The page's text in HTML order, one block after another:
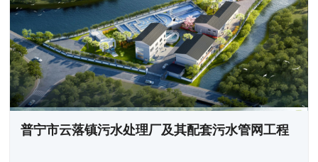
普宁市云落镇污水处理厂及其配套污水管网工程